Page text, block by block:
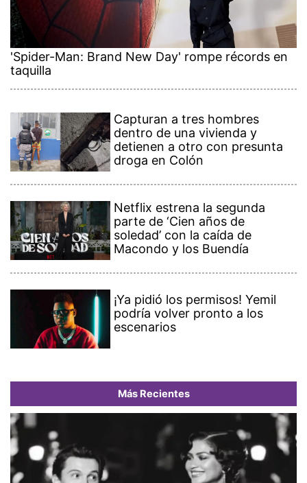
'Spider-Man: Brand New Day' rompe récords en
taquilla
Capturan a tres hombres
dentro de una vivienda y
detienen a otro con presunta
droga en Colón
Netflix estrena la segunda
parte de ‘Cien años de
soledad’ con la caída de
Macondo y los Buendía
¡Ya pidió los permisos! Yemil
podría volver pronto a los
escenarios
Más Recientes